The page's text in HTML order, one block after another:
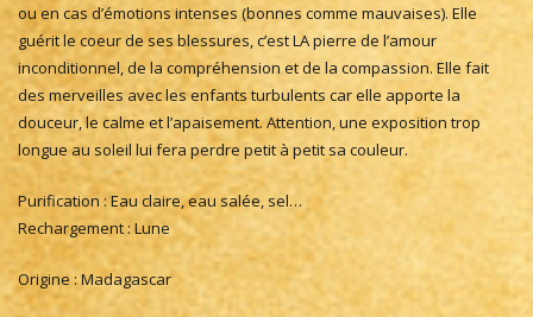
ou en cas d’émotions intenses (bonnes comme mauvaises). Elle
guérit le coeur de ses blessures, c’est LA pierre de l’amour
inconditionnel, de la compréhension et de la compassion. Elle fait
des merveilles avec les enfants turbulents car elle apporte la
douceur, le calme et l’apaisement. Attention, une exposition trop
longue au soleil lui fera perdre petit à petit sa couleur.
Purification : Eau claire, eau salée, sel…
Rechargement : Lune
Origine : Madagascar